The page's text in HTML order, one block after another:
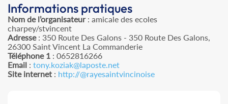
Informations pratiques
Nom de l’organisateur: amicale des ecoles
charpey/stvincent
Adresse: 350 Route Des Galons - 350 Route Des Galons,
26300 Saint Vincent La Commanderie
Téléphone 1 : 0652816266
Email : tony.koziak@laposte.net
Site internet : http://@rayesaintvincinoise